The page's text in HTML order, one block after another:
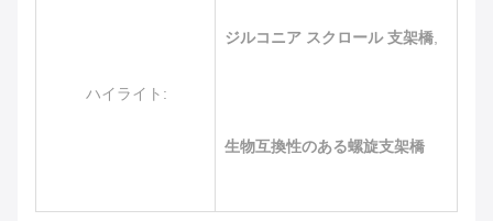
ハイライト:
ジルコニア スクロール 支架橋
生物互換性のある螺旋支架橋